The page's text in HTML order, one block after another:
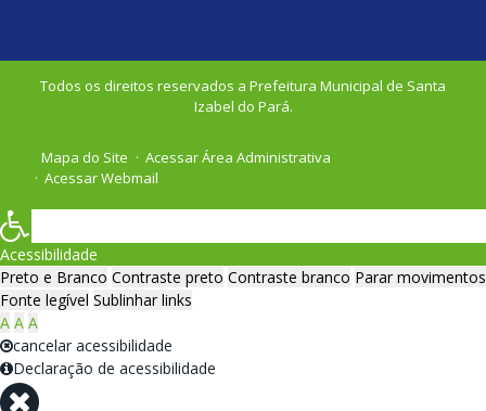
Todos os direitos reservados a Prefeitura Municipal de Santa
Izabel do Pará.
Mapa do Site
Acessar Área Administrativa
Acessar Webmail
Acessibilidade
Preto e Branco Contraste preto Contraste branco Parar movimentos
Fonte legível Sublinhar links
A A A
cancelar acessibilidade
Declaração de acessibilidade